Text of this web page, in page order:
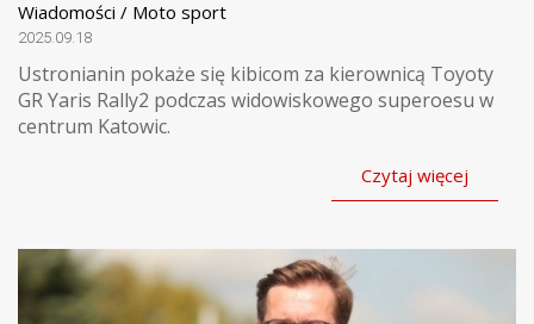
Wiadomości / Moto sport
2025.09.18
Ustronianin pokaże się kibicom za kierownicą Toyoty
GR Yaris Rally2 podczas widowiskowego superoesu w
centrum Katowic.
Czytaj więcej